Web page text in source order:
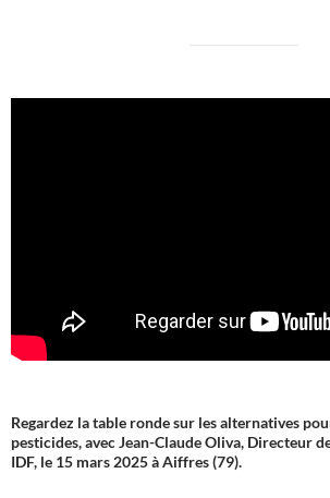
Regardez la table ronde sur les alternatives
pesticides, avec Jean-Claude Oliva, Directeur
IDF, le 15 mars 2025 à Aiffres (79).